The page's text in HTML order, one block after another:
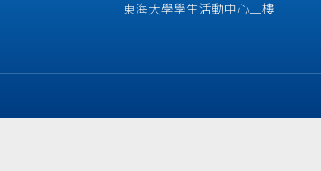
東海大學學生活動中心二樓